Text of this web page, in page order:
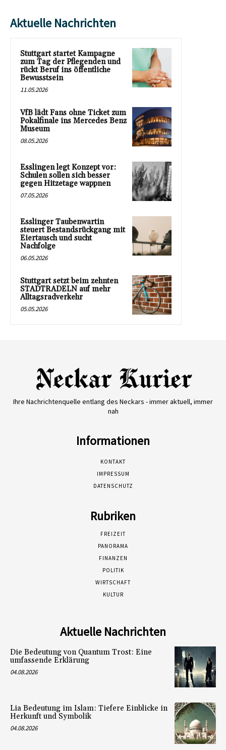
Aktuelle Nachrichten
Stuttgart startet Kampagne
zum Tag der Pflegenden und
rückt Beruf ins öffentliche
Bewusstsein
11.05.2026
VfB lädt Fans ohne Ticket zum
Pokalfinale ins Mercedes Benz
Museum
08.05.2026
Esslingen legt Konzept vor:
Schulen sollen sich besser
gegen Hitzetage wappnen
07.05.2026
Esslinger Taubenwartin
steuert Bestandsrückgang mit
Eiertausch und sucht
Nachfolge
06.05.2026
Stuttgart setzt beim zehnten
STADTRADELN auf mehr
Alltagsradverkehr
05.05.2026
Ihre Nachrichtenquelle entlang des Neckars - immer aktuell, immer
nah
Informationen
KONTAKT
IMPRESSUM
DATENSCHUTZ
Rubriken
FREIZEIT
PANORAMA
FINANZEN
POLITIK
WIRTSCHAFT
KULTUR
Aktuelle Nachrichten
Die Bedeutung von Quantum Trost: Eine
umfassende Erklärung
04.08.2026
Lia Bedeutung im Islam: Tiefere Einblicke in
Herkunft und Symbolik
04.08.2026